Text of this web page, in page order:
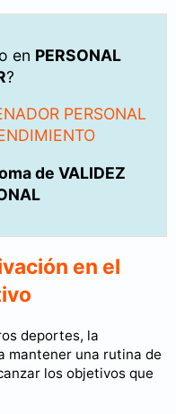
en PERSONAL
?
PERSONAL
de VALIDEZ
en el
deportes, la
mantener una rutina de
los objetivos que